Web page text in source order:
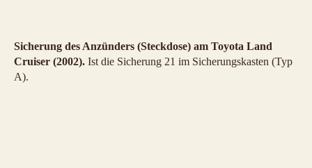
Sicherung des Anzünders (Steckdose) am Toyota Land
Cruiser (2002). Ist die Sicherung 21 im Sicherungskasten (Typ
A).